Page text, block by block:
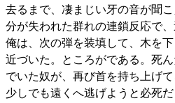
去るまで、凄まじい牙の音が聞
分が失われた群れの連鎖反応で、
俺は、次の弾を装填して、木を
近づいた。ところがである。死
でいた奴が、再び首を持ち上げ
少しでも遠くへ逃げようと必死